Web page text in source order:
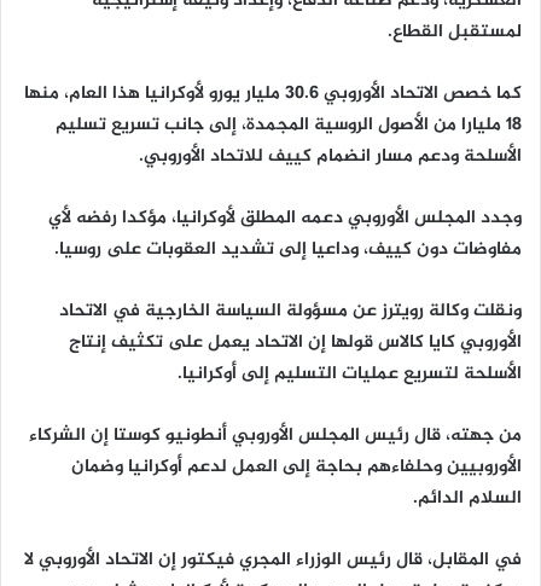
لمستقبل القطاع.
كما خصص الاتحاد الأوروبي 30.6 مليار يورو لأوكرانيا هذا العام، منها
18 مليارا من الأصول الروسية المجمدة، إلى جانب تسريع تسليم
الأسلحة ودعم مسار انضمام كييف للاتحاد الأوروبي.
وجدد المجلس الأوروبي دعمه المطلق لأوكرانيا، مؤكدا رفضه لأي
مفاوضات دون كييف، وداعيا إلى تشديد العقوبات على روسيا.
ونقلت وكالة رويترز عن مسؤولة السياسة الخارجية في الاتحاد
الأوروبي كايا كالاس قولها إن الاتحاد يعمل على تكثيف إنتاج
الأسلحة لتسريع عمليات التسليم إلى أوكرانيا.
من جهته، قال رئيس المجلس الأوروبي أنطونيو كوستا إن الشركاء
الأوروبيين وحلفاءهم بحاجة إلى العمل لدعم أوكرانيا وضمان
السلام الدائم.
في المقابل، قال رئيس الوزراء المجري فيكتور إن الاتحاد الأوروبي لا